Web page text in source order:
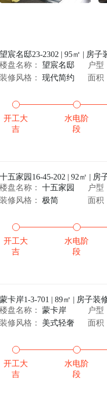
望宸名邸23-2302 | 95㎡ | 房子
楼盘名称：
望宸名邸 户型
装修风格：
现代简约 面积
开工大
吉
水电阶
段
十五家园16-45-202 | 92㎡ | 房
楼盘名称：
十五家园 户型
装修风格：
极简 面积
开工大
吉
水电阶
段
蒙卡岸1-3-701 | 89㎡ | 房子装
楼盘名称：
蒙卡岸 户型
装修风格：
美式轻奢 面积
开工大
吉
水电阶
段